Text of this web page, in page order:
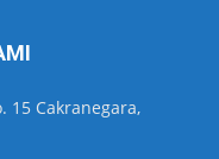
15 Cakranegara,